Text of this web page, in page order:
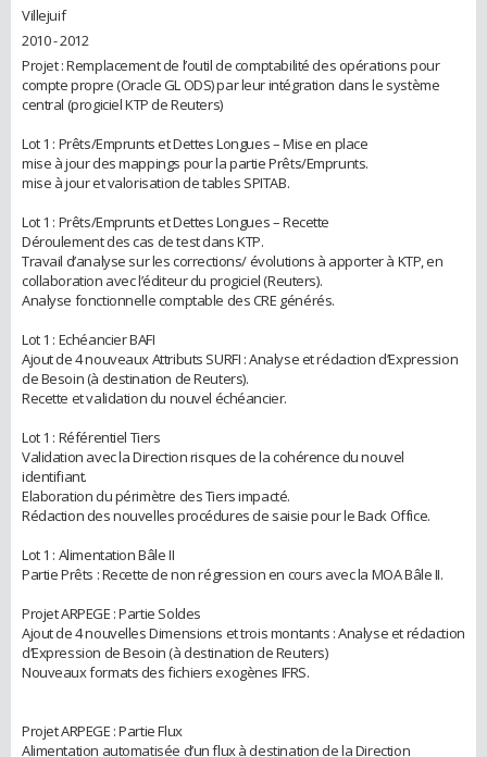
Villejuif
2010 - 2012
Projet : Remplacement de l’outil de comptabilité des opérations pour
compte propre (Oracle GL ODS) par leur intégration dans le système
central (progiciel KTP de Reuters)
Lot 1 : Prêts/Emprunts et Dettes Longues – Mise en place
mise à jour des mappings pour la partie Prêts/Emprunts.
mise à jour et valorisation de tables SPITAB.
Lot 1 : Prêts/Emprunts et Dettes Longues – Recette
Déroulement des cas de test dans KTP.
Travail d’analyse sur les corrections/ évolutions à apporter à KTP, en
collaboration avec l’éditeur du progiciel (Reuters).
Analyse fonctionnelle comptable des CRE générés.
Lot 1 : Echéancier BAFI
Ajout de 4 nouveaux Attributs SURFI : Analyse et rédaction d’Expression
de Besoin (à destination de Reuters).
Recette et validation du nouvel échéancier.
Lot 1 : Référentiel Tiers
Validation avec la Direction risques de la cohérence du nouvel
identifiant.
Elaboration du périmètre des Tiers impacté.
Rédaction des nouvelles procédures de saisie pour le Back Office.
Lot 1 : Alimentation Bâle II
Partie Prêts : Recette de non régression en cours avec la MOA Bâle II.
Projet ARPEGE : Partie Soldes
Ajout de 4 nouvelles Dimensions et trois montants : Analyse et rédaction
d’Expression de Besoin (à destination de Reuters)
Nouveaux formats des fichiers exogènes IFRS.
Projet ARPEGE : Partie Flux
Alimentation automatisée d’un flux à destination de la Direction